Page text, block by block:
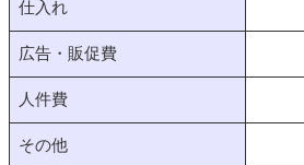
仕入れ
広告・販促費
人件費
その他